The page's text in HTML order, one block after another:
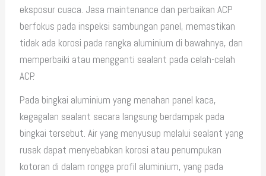
eksposur cuaca. Jasa maintenance dan perbaikan ACP
berfokus pada inspeksi sambungan panel, memastikan
tidak ada korosi pada rangka aluminium di bawahnya, dan
memperbaiki atau mengganti sealant pada celah-celah
ACP.
Pada bingkai aluminium yang menahan panel kaca,
kegagalan sealant secara langsung berdampak pada
bingkai tersebut. Air yang menyusup melalui sealant yang
rusak dapat menyebabkan korosi atau penumpukan
kotoran di dalam rongga profil aluminium, yang pada